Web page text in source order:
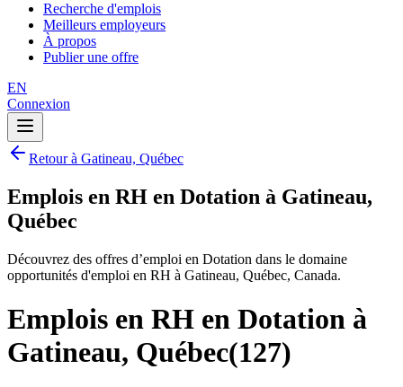
Recherche d'emplois
Meilleurs employeurs
À propos
Publier une offre
EN
Connexion
Retour à Gatineau, Québec
Emplois en RH en Dotation à Gatineau,
Québec
Découvrez des offres d’emploi en Dotation dans le domaine
opportunités d'emploi en RH à Gatineau, Québec, Canada.
Emplois en RH en Dotation à
Gatineau, Québec(127)